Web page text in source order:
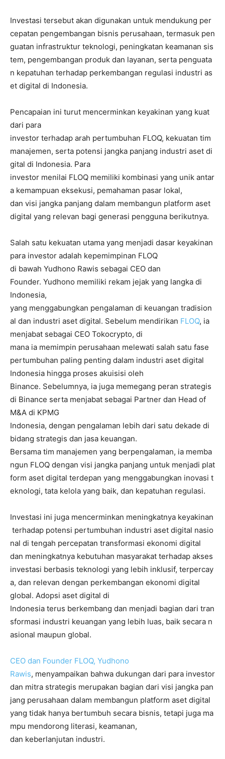
Investasi tersebut akan digunakan untuk mendukung per
cepatan pengembangan bisnis perusahaan, termasuk pen
guatan infrastruktur teknologi, peningkatan keamanan sis
tem, pengembangan produk dan layanan, serta penguata
n kepatuhan terhadap perkembangan regulasi industri as
et digital di Indonesia.
Pencapaian ini turut mencerminkan keyakinan yang kuat
dari para
investor terhadap arah pertumbuhan FLOQ, kekuatan tim
manajemen, serta potensi jangka panjang industri aset di
gital di Indonesia. Para
investor menilai FLOQ memiliki kombinasi yang unik antar
a kemampuan eksekusi, pemahaman pasar lokal,
dan visi jangka panjang dalam membangun platform aset
digital yang relevan bagi generasi pengguna berikutnya.
Salah satu kekuatan utama yang menjadi dasar keyakinan
para investor adalah kepemimpinan FLOQ
di bawah Yudhono Rawis sebagai CEO dan
Founder. Yudhono memiliki rekam jejak yang langka di
Indonesia,
yang menggabungkan pengalaman di keuangan tradision
al dan industri aset digital. Sebelum mendirikan FLOQ, ia
menjabat sebagai CEO Tokocrypto, di
mana ia memimpin perusahaan melewati salah satu fase
pertumbuhan paling penting dalam industri aset digital
Indonesia hingga proses akuisisi oleh
Binance. Sebelumnya, ia juga memegang peran strategis
di Binance serta menjabat sebagai Partner dan Head of
M&A di KPMG
Indonesia, dengan pengalaman lebih dari satu dekade di
bidang strategis dan jasa keuangan.
Bersama tim manajemen yang berpengalaman, ia memba
ngun FLOQ dengan visi jangka panjang untuk menjadi plat
form aset digital terdepan yang menggabungkan inovasi t
eknologi, tata kelola yang baik, dan kepatuhan regulasi.
Investasi ini juga mencerminkan meningkatnya keyakinan
terhadap potensi pertumbuhan industri aset digital nasio
nal di tengah percepatan transformasi ekonomi digital
dan meningkatnya kebutuhan masyarakat terhadap akses
investasi berbasis teknologi yang lebih inklusif, terpercay
a, dan relevan dengan perkembangan ekonomi digital
global. Adopsi aset digital di
Indonesia terus berkembang dan menjadi bagian dari tran
sformasi industri keuangan yang lebih luas, baik secara n
asional maupun global.
CEO dan Founder FLOQ, Yudhono
Rawis, menyampaikan bahwa dukungan dari para investor
dan mitra strategis merupakan bagian dari visi jangka pan
jang perusahaan dalam membangun platform aset digital
yang tidak hanya bertumbuh secara bisnis, tetapi juga ma
mpu mendorong literasi, keamanan,
dan keberlanjutan industri.